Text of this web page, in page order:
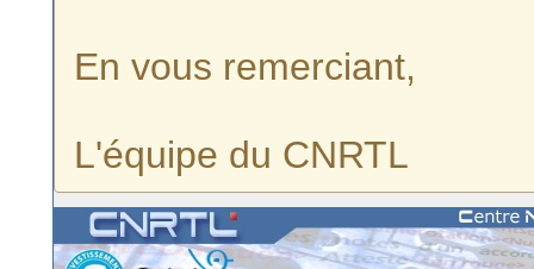
En vous remerciant,
L'équipe du CNRTL